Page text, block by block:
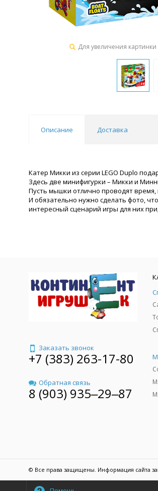
Для увеличения
Описание Доставка
Катер Микки из серии LEGO Duplo
Здесь две минифигурки – Микки и
Пусть мышки отлично проводят время,
И обязательно нужно сделать фото,
интересный сценарий игры для них
Заказать звонок
+7 (383) 263-17-80
Обратная связь
8 (903) 935‒29‒87
© Все права защищены. Информация сайта